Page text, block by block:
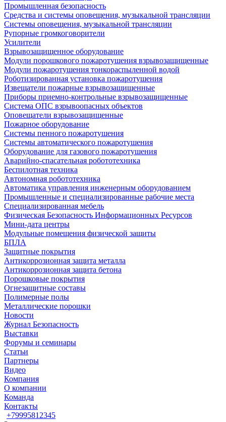
Промышленная безопасность
Средства и системы оповещения, музыкальной трансляции
Системы оповещения, музыкальной трансляции
Рупорные громкоговорители
Усилители
Взрывозащищенное оборудование
Модули порошкового пожаротушения взрывозащищенные
Модули пожаротушения тонкораспыленной водой
Роботизированная установка пожаротушения
Извещатели пожарные взрывозащищенные
Приборы приемно-контрольные взрывозащищенные
Система ОПС взрывоопасных объектов
Оповещатели взрывозащищенные
Пожарное оборудование
Системы пенного пожаротушения
Системы автоматического пожаротушения
Оборудование для газового пожаротушения
Аварийно-спасательная робототехника
Беспилотная техника
Автономная робототехника
Автоматика управления инженерным оборудованием
Промышленные и специализированные рабочие места
Специализированная мебель
Физическая Безопасность Информационных Ресурсов
Мини-дата центры
Модульные помещения физической защиты
БПЛА
Защитные покрытия
Антикоррозионная защита металла
Антикоррозионная защита бетона
Порошковые покрытия
Огнезащитные составы
Полимерные полы
Металлические порошки
Новости
Журнал Безопасность
Выставки
Форумы и семинары
Статьи
Партнеры
Видео
Компания
О компании
Команда
Контакты
+79995812345